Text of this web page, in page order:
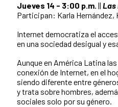
Jueves 14 - 3:00 p.m. || Las
Participan: Karla Hernández,
Internet democratiza el
en una sociedad desigual y
Aunque en América Latina
conexión de Internet, en el
siendo diferente entre
y trata sobre hombres,
sociales solo por su género.